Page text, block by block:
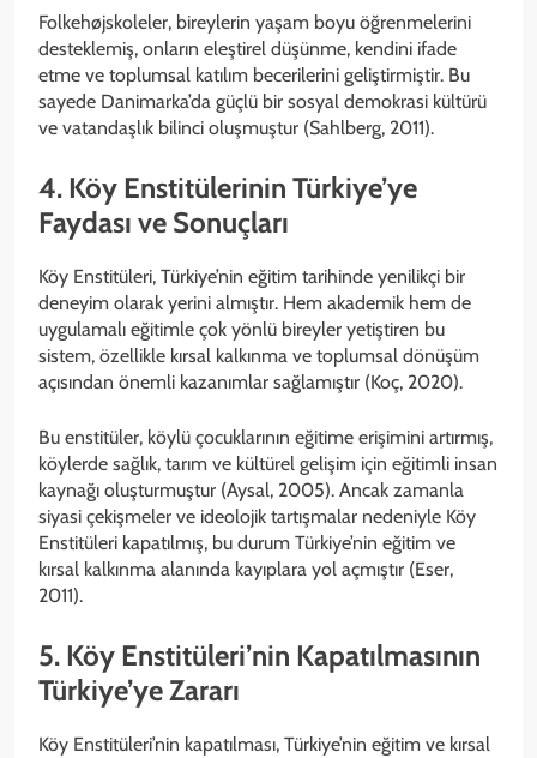
Folkehøjskoleler, bireylerin yaşam boyu öğrenmelerini
desteklemiş, onların eleştirel düşünme, kendini ifade
etme ve toplumsal katılım becerilerini geliştirmiştir. Bu
sayede Danimarka’da güçlü bir sosyal demokrasi kültürü
ve vatandaşlık bilinci oluşmuştur (Sahlberg, 2011).
4. Köy Enstitülerinin Türkiye’ye
Faydası ve Sonuçları
Köy Enstitüleri, Türkiye’nin eğitim tarihinde yenilikçi bir
deneyim olarak yerini almıştır. Hem akademik hem de
uygulamalı eğitimle çok yönlü bireyler yetiştiren bu
sistem, özellikle kırsal kalkınma ve toplumsal dönüşüm
açısından önemli kazanımlar sağlamıştır (Koç, 2020).
Bu enstitüler, köylü çocuklarının eğitime erişimini artırmış,
köylerde sağlık, tarım ve kültürel gelişim için eğitimli insan
kaynağı oluşturmuştur (Aysal, 2005). Ancak zamanla
siyasi çekişmeler ve ideolojik tartışmalar nedeniyle Köy
Enstitüleri kapatılmış, bu durum Türkiye’nin eğitim ve
kırsal kalkınma alanında kayıplara yol açmıştır (Eser,
2011).
5. Köy Enstitüleri’nin Kapatılmasının
Türkiye’ye Zararı
Köy Enstitüleri’nin kapatılması, Türkiye’nin eğitim ve kırsal